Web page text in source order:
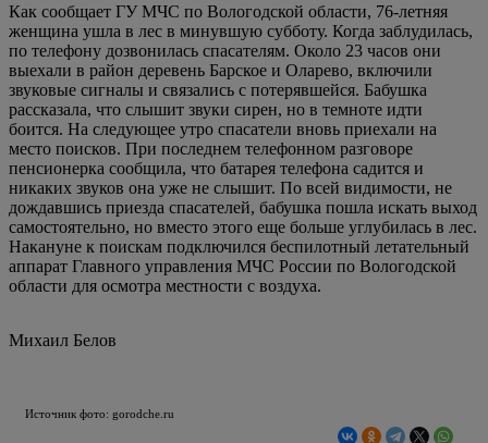
Как сообщает ГУ МЧС по Вологодской области, 76-летняя
женщина ушла в лес в минувшую субботу. Когда заблудилась,
по телефону дозвонилась спасателям. Около 23 часов они
выехали в район деревень Барское и Оларево, включили
звуковые сигналы и связались с потерявшейся. Бабушка
рассказала, что слышит звуки сирен, но в темноте идти
боится. На следующее утро спасатели вновь приехали на
место поисков. При последнем телефонном разговоре
пенсионерка сообщила, что батарея телефона садится и
никаких звуков она уже не слышит. По всей видимости, не
дождавшись приезда спасателей, бабушка пошла искать выход
самостоятельно, но вместо этого еще больше углубилась в лес.
Накануне к поискам подключился беспилотный летательный
аппарат Главного управления МЧС России по Вологодской
области для осмотра местности с воздуха.
Михаил Белов
Источник фото: gorodche.ru